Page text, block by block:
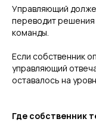
Управляющий
переводит решения
команды.
Если собственник
управляющий
оставалось на
Где собственник